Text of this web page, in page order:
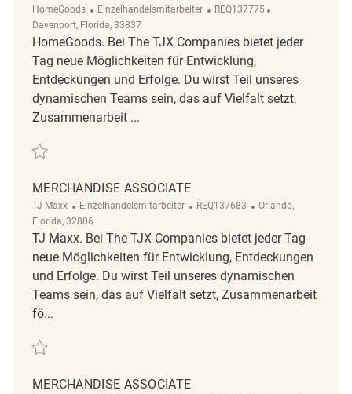
HomeGoods Kategorie
Einzelhandelsmitarbeiter ReqId
REQ137775
Davenport, Florida, 33837
HomeGoods. Bei The TJX Companies bietet jeder
Tag neue Möglichkeiten für Entwicklung,
Entdeckungen und Erfolge. Du wirst Teil unseres
dynamischen Teams sein, das auf Vielfalt setzt,
Zusammenarbeit ...
Retten Merchandise Associate REQ137775
MERCHANDISE ASSOCIATE
TJ Maxx Kategorie
Einzelhandelsmitarbeiter ReqId
REQ137683 Ort
Orlando,
Florida, 32806
TJ Maxx. Bei The TJX Companies bietet jeder Tag
neue Möglichkeiten für Entwicklung, Entdeckungen
und Erfolge. Du wirst Teil unseres dynamischen
Teams sein, das auf Vielfalt setzt, Zusammenarbeit
fö...
Retten Merchandise Associate REQ137683
MERCHANDISE ASSOCIATE